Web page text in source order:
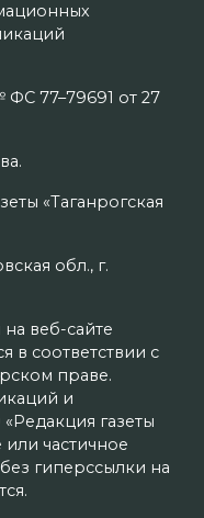
77–79691 от 27
«Таганрогская
обл., г.
веб-сайте
в соответствии с
праве.
и
газеты
или частичное
гиперссылки на